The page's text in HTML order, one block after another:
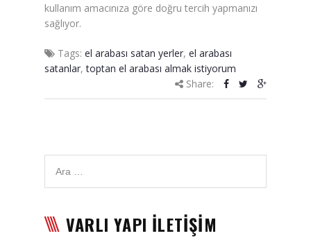
Alçıpan malzemesi satışı
Satışı
kullanım amacınıza göre doğru tercih yapmanızı
sağlıyor.
Tags: el arabası satan yerler, el arabası
satanlar,toptan el arabası almak istiyorum
Share:
VARLI YAPI İLETİŞİM